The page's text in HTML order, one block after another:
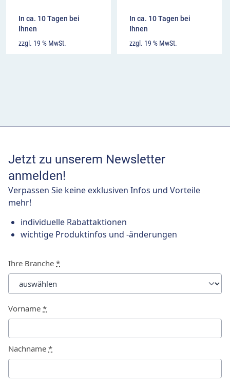
In ca. 10 Tagen bei
Ihnen
zzgl. 19 % MwSt.
In ca. 10 Tagen bei
Ihnen
zzgl. 19 % MwSt.
Jetzt zu unserem Newsletter
anmelden!
Verpassen Sie keine exklusiven Infos und Vorteile
mehr!
individuelle Rabattaktionen
wichtige Produktinfos und -änderungen
Ihre Branche *
Vorname *
Nachname *